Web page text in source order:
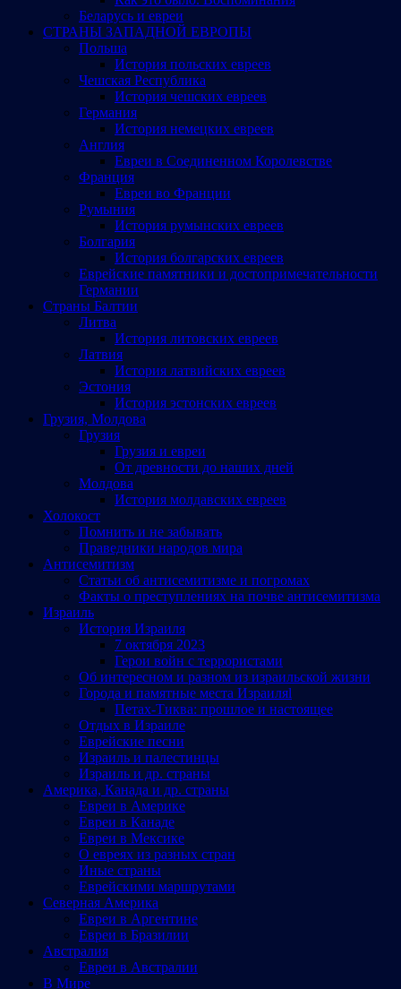
Беларусь и евреи
СТРАНЫ ЗАПАДНОЙ ЕВРОПЫ
Польша
История польских евреев
Чешская Республика
История чешских евреев
Германия
История немецких евреев
Англия
Евреи в Соединенном Королевстве
Франция
Евреи во Франции
Румыния
История румынских евреев
Болгария
История болгарских евреев
Еврейские памятники и достопримечательности
Германии
Страны Балтии
Литва
История литовских евреев
Латвия
История латвийских евреев
Эстония
История эстонских евреев
Грузия, Молдова
Грузия
Грузия и евреи
От древности до наших дней
Молдова
История молдавских евреев
Холокост
Помнить и не забывать
Праведники народов мира
Антисемитизм
Статьи об антисемитизме и погромах
Факты о преступлениях на почве антисемитизма
Израиль
История Израиля
7 октября 2023
Герои войн с террористами
Об интересном и разном из израильской жизни
Города и памятные места Израиляl
Петах-Тиква: прошлое и настоящее
Отдых в Израиле
Еврейские песни
Израиль и палестинцы
Израиль и др. страны
Америка, Канада и др. страны
Евреи в Америке
Евреи в Канаде
Евреи в Мексике
О евреях из разных стран
Иные страны
Еврейскими маршрутами
Северная Америка
Евреи в Аргентине
Евреи в Бразилии
Австралия
Евреи в Австралии
В Мире